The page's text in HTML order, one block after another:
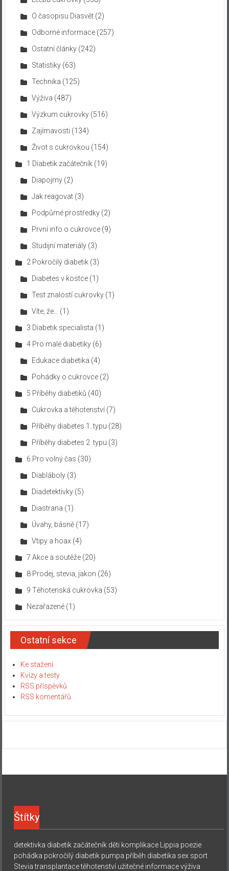
O časopisu Diasvět(2)
Odborné informace(257)
Ostatní články(242)
Statistiky(63)
Technika (125)
Výživa (487)
Výzkum cukrovky(516)
Zajímavosti (134)
Život s cukrovkou (154)
1 Diabetik začátečník(19)
Diapojmy(2)
Jak reagovat(3)
Podpůrné prostředky(2)
První info o cukrovce(9)
Studijní materiály(3)
2 Pokročilý diabetik(3)
Diabetes v kostce(1)
Test znalostí cukrovky(1)
Víte, že…
(1)
3 Diabetik specialista (1)
4 Pro malé diabetiky(6)
Edukace diabetika (4)
Pohádky o cukrovce(2)
5 Příběhy diabetiků (40)
Cukrovka a těhotenství(7)
Příběhy diabetes 1. typu (28)
Příběhy diabetes 2. typu (3)
6 Pro volný čas (30)
Diabláboly(3)
Diadetektivky(5)
Diastrana (1)
Úvahy, básně(17)
Vtipy a hoax (4)
7 Akce a soutěže(20)
8 Prodej, stevia, jakon (26)
9 Těhotenská cukrovka (53)
Nezařazené(1)
Ostatní sekce
Ke stažení
Kvízy a testy
RSS příspěvků
RSS komentářů
Štítky
detektivka diabetik začátečník děti komplikace Lippia poezie
pohádka pokročilý diabetik pumpa příběh diabetika sex sport
Stevia transplantace těhotenství užitečné informace výživa